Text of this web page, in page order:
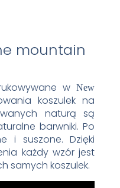
wNew
koszulek na
naturą są
barwniki. Po
i suszone. Dzięki
każdy wzór jest
samych koszulek.